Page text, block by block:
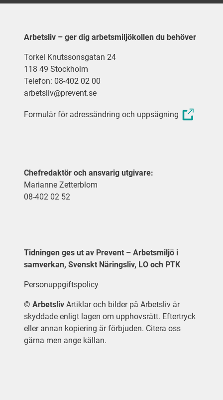
Arbetsliv – ger dig arbetsmiljökollen du behöver
Torkel Knutssonsgatan 24
118 49 Stockholm
Telefon: 08-402 02 00
arbetsliv@prevent.se
Formulär för adressändring och uppsägning
Chefredaktör och ansvarig utgivare:
Marianne Zetterblom
08-402 02 52
Tidningen ges ut av Prevent – Arbetsmiljö i
samverkan, Svenskt Näringsliv, LO och PTK
Personuppgiftspolicy
© Arbetsliv Artiklar och bilder på Arbetsliv är
skyddade enligt lagen om upphovsrätt. Eftertryck
eller annan kopiering är förbjuden. Citera oss
gärna men ange källan.